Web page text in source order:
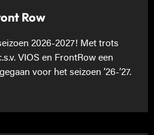
Row
2026-2027! Met trots
VIOS en FrontRow een
voor het seizoen ’26-’27.